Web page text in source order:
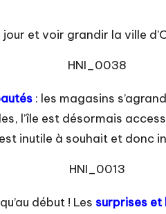
et voir grandir la ville
: les magasins
l’île est désormais
inutile à souhait et donc
début ! Les surprises et